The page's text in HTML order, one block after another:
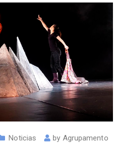
Noticias by Agrupamento